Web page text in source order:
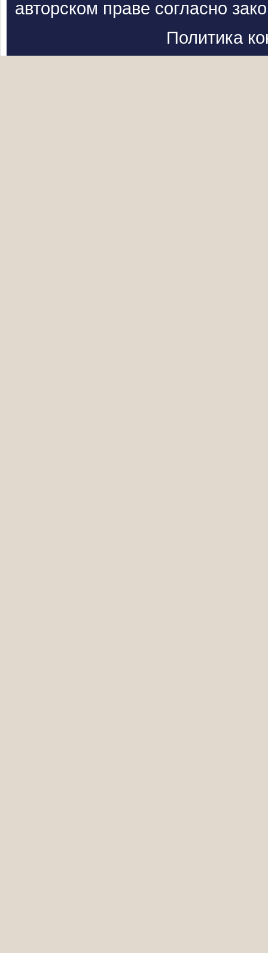
авторском праве согласно
Политика